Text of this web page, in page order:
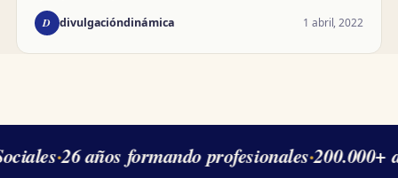
D divulgacióndinámica 1 abril, 2022
·26 años formando profesionales·200.000+